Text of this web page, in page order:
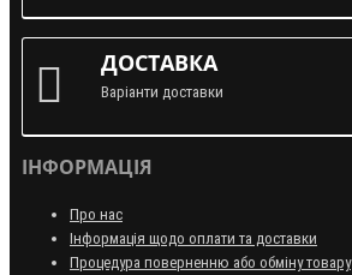
ДОСТАВКА
Варіанти доставки
ІНФОРМАЦІЯ
Про нас
Інформація щодо оплати та доставки
Процедура поверненню або обміну товару